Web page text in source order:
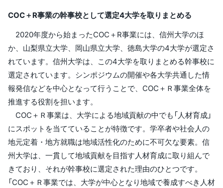
COC＋R事業の幹事校として選定4大学を取りまとめる
2020年度から始まったCOC＋R事業には、信州大学のほ
か、山梨県立大学、岡山県立大学、徳島大学の4大学が選定さ
れています。信州大学は、この4大学を取りまとめる幹事校に
選定されています。シンポジウムの開催や各大学共通した情
報発信などを中心となって行うことで、COC＋Ｒ事業全体を
推進する役割を担います。
COC＋Ｒ事業は、大学による地域貢献の中でも「人材育成」
にスポットを当てていることが特徴です。学卒者や社会人の
地元定着・地方就職は地域活性化のために不可欠な要素。信
州大学は、一貫して地域貢献を目指す人材育成に取り組んで
きており、それが幹事校に選定された理由のひとつです。
「COC＋Ｒ事業では、大学が中心となり地域で養成すべき人材